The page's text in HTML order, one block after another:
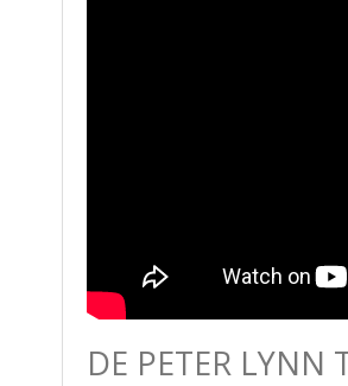
DE PETER LYNN